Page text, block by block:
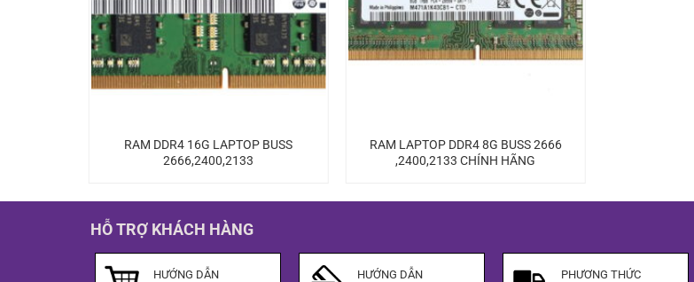
RAM DDR4 16G LAPTOP BUSS
2666,2400,2133
RAM LAPTOP DDR4 8G BUSS 2666
,2400,2133 CHÍNH HÃNG
HỖ TRỢ KHÁCH HÀNG
HƯỚNG DẪN
HƯỚNG DẪN
PHƯƠNG THỨC